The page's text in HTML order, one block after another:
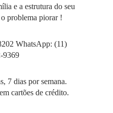
e a estrutura do seu
problema piorar !
WhatsApp: (11)
9369
7 dias por semana.
cartões de crédito.